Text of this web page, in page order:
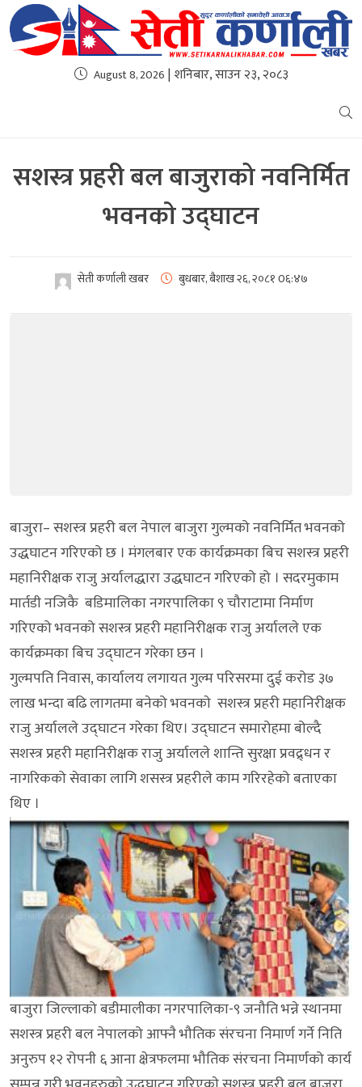
August 8, 2026 | शनिबार, साउन २३, २०८३
सशस्त्र प्रहरी बल बाजुराको नवनिर्मित
भवनकाे उद्घाटन
सेती कर्णाली खबर बुधबार, बैशाख २६, २०८१0६:४७
बाजुरा– सशस्त्र प्रहरी बल नेपाल बाजुरा गुल्मको नवनिर्मित भवनको
उद्धघाटन गरिएको छ । मंगलबार एक कार्यक्रमका बिच सशस्त्र प्रहरी
महानिरीक्षक राजु अर्यालद्धारा उद्धघाटन गरिएको हो । सदरमुकाम
मार्तडी नजिकै बडिमालिका नगरपालिका ९ चौराटामा निर्माण
गरिएको भवनको सशस्त्र प्रहरी महानिरीक्षक राजु अर्यालले एक
कार्यक्रमका बिच उद्घाटन गरेका छन ।
गुल्मपति निवास, कार्यालय लगायत गुल्म परिसरमा दुई करोड ३७
लाख भन्दा बढि लागतमा बनेको भवनकाे सशस्त्र प्रहरी महानिरीक्षक
राजु अर्यालले उद्घाटन गरेका थिए। उद्घाटन समारोहमा बोल्दै
सशस्त्र प्रहरी महानिरीक्षक राजु अर्यालले शान्ति सुरक्षा प्रवद्र्धन र
नागरिकको सेवाका लागि शसस्त्र प्रहरीले काम गरिरहेको बताएका
थिए ।
बाजुरा जिल्लाको बडीमालीका नगरपालिका-९ जनौति भन्ने स्थानमा
सशस्त्र प्रहरी बल नेपालको आफ्नै भौतिक संरचना निमार्ण गर्ने निति
अनुरुप १२ रोपनी ६ आना क्षेत्रफलमा भौतिक संरचना निमार्णको कार्य